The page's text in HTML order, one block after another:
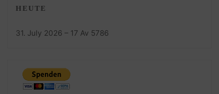
HEUTE
31. July 2026 – 17 Av 5786